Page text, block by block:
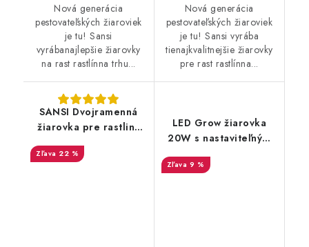
Nová generácia
pestovateľských žiaroviek
je tu! Sansi
vyrábanajlepšie žiarovky
na rast rastlínna trhu...
Nová generácia
pestovateľských žiaroviek
je tu! Sansi vyrába
tienajkvalitnejšie žiarovky
pre rast rastlínna...
SANSI Dvojramenná
žiarovka pre rastliny
22 %
LED Grow žiarovka
20W s nastaviteľným
9 %